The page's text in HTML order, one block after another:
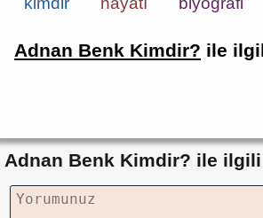
Adnan Benk Kimdir? ile
Adnan Benk Kimdir? ile ilgili